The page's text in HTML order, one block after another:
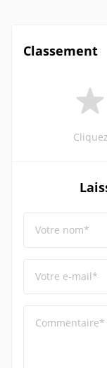
Classement
Votre nom*
Votre e-mail*
Commentaire*